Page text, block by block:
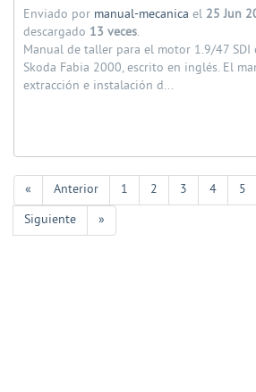
Enviado por manual-mecanica el 25 Jun
descargado 13 veces.
Manual de taller para el motor 1.9/47 SDI
Skoda Fabia 2000, escrito en inglés. El
extracción e instalación d...
« Anterior 1 2 3 4 5
Siguiente
»